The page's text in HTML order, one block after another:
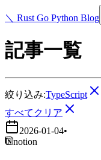
＼ Rust Go Python Blog
記事一覧
絞り込み:TypeScript
すべてクリア
2026-01-04•
notion